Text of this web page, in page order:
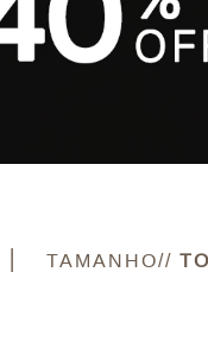
TAMANHO